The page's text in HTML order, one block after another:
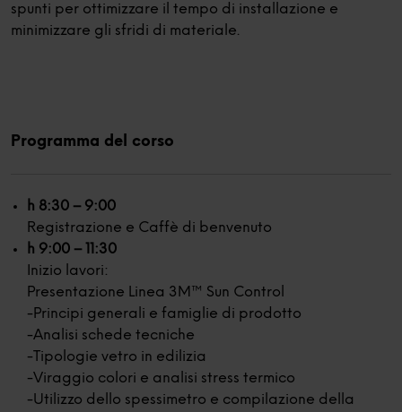
spunti per ottimizzare il tempo di installazione e
minimizzare gli sfridi di materiale.
Programma del corso
h 8:30 – 9:00
Registrazione e Caffè di benvenuto
h 9:00 – 11:30
Inizio lavori:
Presentazione Linea 3M™ Sun Control
-Principi generali e famiglie di prodotto
-Analisi schede tecniche
-Tipologie vetro in edilizia
-Viraggio colori e analisi stress termico
-Utilizzo dello spessimetro e compilazione della